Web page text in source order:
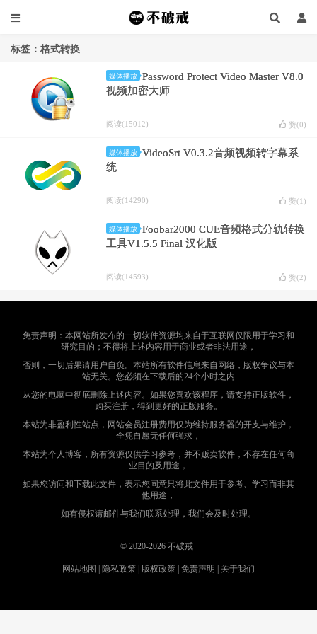
标签：格式转换
媒体播放
Password Protect Video Master V8.0
视频加密大师
阅读(15012) 赞(0)
媒体播放
VideoSrt V0.3.2音频视频转字幕系
统
阅读(14290) 赞(1 )
媒体播放
Foobar2000 CUE音频格式分轨转换
工具V1.5.5 Final 汉化版
阅读(14593) 赞(2)
免责声明：本网站所发布的一切软件资源均来自于互联网仅限用于学习和
研究目的；不得将上述内容用于商业或者非法用途，
否则，一切后果请用户自负。本站所有软件信息来自网络，版权争议与本
站无关。您必须在下载后的24个小时之内
从您的电脑中彻底删除上述内容。如果您喜欢该程序，请支持正版软件，
购买注册，得到更好的正版服务。
本站为非盈利性站点，网站会员注册费用仅为维持服务器的开支与维护，
全凭自愿无任何强求，
本站为个人博客，所有资源仅供学习参考，并不贩卖软件，不存在任何商
业目的及用途，
如果您访问和下载此文件，表示您同意只将此文件用于参考、学习而非其
他用途，
如有侵权请邮件与我们联系处理，我们会及时处理。
© 2020-2026 不破戒
网站地图 隐私政策 版权政策 免责声明 关于我们